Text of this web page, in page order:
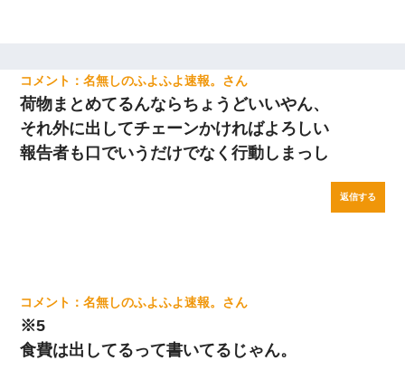
名無しのふよふよ速報。
荷物まとめてるんならちょうどいいやん、
それ外に出してチェーンかければよろしい
報告者も口でいうだけでなく行動しまっし
返信する
名無しのふよふよ速報。
※5
食費は出してるって書いてるじゃん。